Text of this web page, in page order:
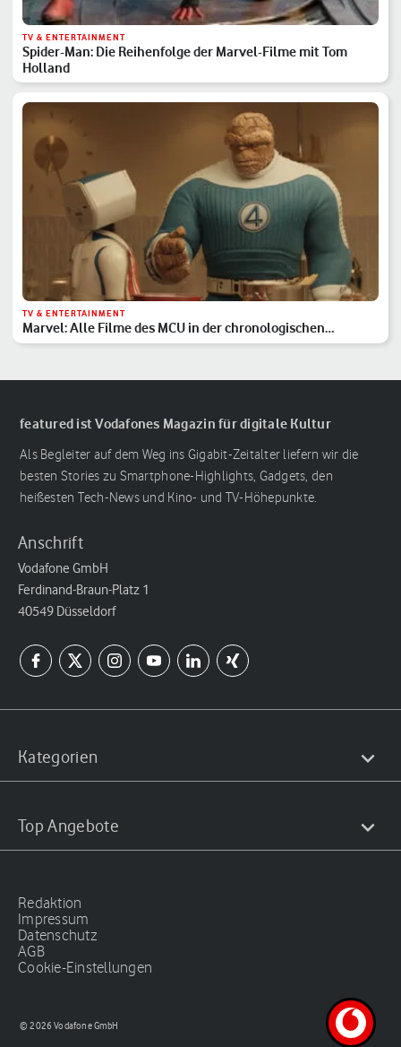
TV & ENTERTAINMENT
Spider-Man: Die Reihenfolge der Marvel-Filme mit Tom
Holland
TV & ENTERTAINMENT
Marvel: Alle Filme des MCU in der chronologischen
Reihenfolge
featured ist Vodafones Magazin für digitale Kultur
Als Begleiter auf dem Weg ins Gigabit-Zeitalter liefern wir die
besten Stories zu Smartphone-Highlights, Gadgets, den
heißesten Tech-News und Kino- und TV-Höhepunkte.
Anschrift
Vodafone GmbH
Ferdinand-Braun-Platz 1
40549 Düsseldorf
Kategorien
Top Angebote
Redaktion
Impressum
Datenschutz
AGB
Cookie-Einstellungen
© 2026 Vodafone GmbH